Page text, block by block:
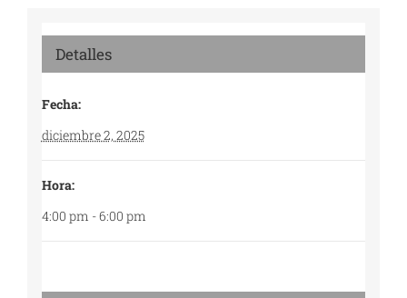
Detalles
Fecha:
diciembre 2, 2025
Hora:
4:00 pm - 6:00 pm